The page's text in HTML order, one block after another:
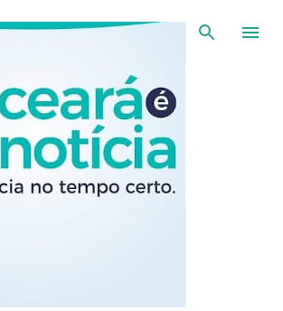
para o conteúdo principal